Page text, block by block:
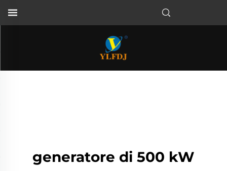
generatore di 500 kW